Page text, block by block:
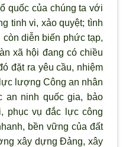
quốc của chúng ta với
tinh vi, xảo quyệt; tình
còn diễn biến phức tạp,
xã hội đang có chiều
đặt ra yêu cầu, nhiệm
lượng Công an nhân
an ninh quốc gia, bảo
phục vụ đắc lực công
bền vững của đất
xây dựng Đảng, xây